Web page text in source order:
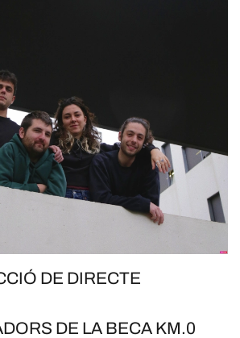
DE DIRECTE
DE LA BECA KM.0